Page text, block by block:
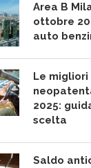
Area B
ottobre
auto
Le
2025:
scelta
Saldo